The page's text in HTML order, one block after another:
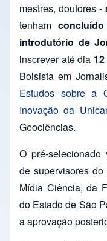
mestres, doutores -
tenham
introdutório de
inscrever até dia
Bolsista em
Estudos sobre a
Inovação da
Geociências.
O pré-selecionado
de supervisores
Mídia Ciência, da
do Estado de São
a aprovação